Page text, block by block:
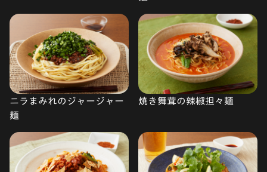
ニラまみれのジャージャー
麺
焼き舞茸の辣椒担々麺